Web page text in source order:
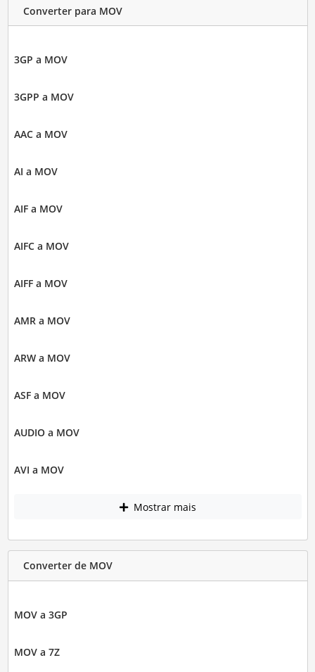
Converter para MOV
3GP a MOV
3GPP a MOV
AAC a MOV
AI a MOV
AIF a MOV
AIFC a MOV
AIFF a MOV
AMR a MOV
ARW a MOV
ASF a MOV
AUDIO a MOV
AVI a MOV
Mostrar mais
Converter de MOV
MOV a 3GP
MOV a 7Z